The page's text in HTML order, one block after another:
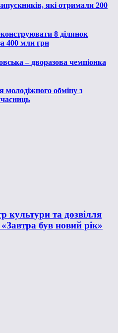
які отримали 200
8 ділянок
400 млн грн
– дворазова чемпіонка
молодіжного обміну з
культури та дозвілля
був новий рік»